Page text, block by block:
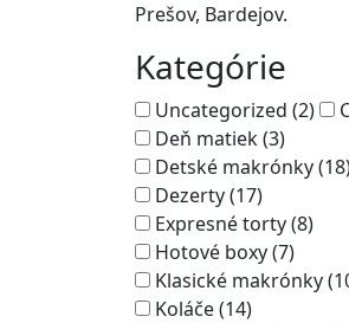
Prešov, Bardejov.
Kategórie
Uncategorized (2)
Deň matiek (3)
Detské makrónky
Dezerty (17)
Expresné torty (8)
Hotové boxy (7)
Klasické makrónky
Koláče (14)